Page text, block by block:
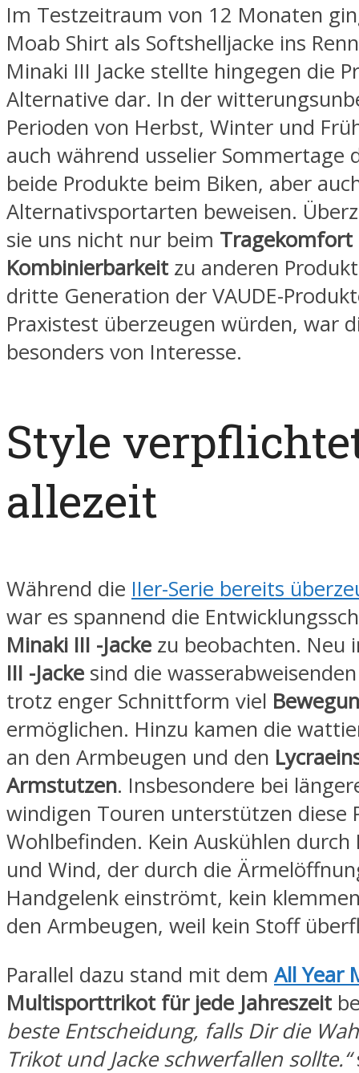
Im Testzeitraum von 12 Monaten
Moab Shirt als Softshelljacke ins
Minaki III Jacke stellte hingegen die
Alternative dar. In der
Perioden von Herbst, Winter und
auch während usselier Sommertage
beide Produkte beim Biken, aber
Alternativsportarten beweisen.
sie uns nicht nur beim Tragekomfort
Kombinierbarkeit zu anderen
dritte Generation der VAUDE-
Praxistest überzeugen würden, war
besonders von Interesse.
Style
allezeit
Während die IIer-Serie bereits
war es spannend die
Minaki III -Jacke zu beobachten. Neu
III -Jacke sind die
trotz enger Schnittform viel
ermöglichen. Hinzu kamen die
an den Armbeugen und den
Armstutzen. Insbesondere bei
windigen Touren unterstützen diese
Wohlbefinden. Kein Auskühlen durch
und Wind, der durch die
Handgelenk einströmt, kein
den Armbeugen, weil kein Stoff
Parallel dazu stand mit dem All Year
Multisporttrikot für jede Jahreszeit
beste Entscheidung, falls Dir die
Trikot und Jacke schwerfallen sollte.“